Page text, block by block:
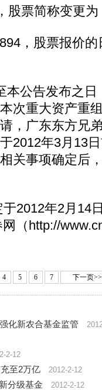
股票简称变更为
，股票报价的
公告发布之日
次重大资产重
，广东东方兄
2012年3月13
关事项确定后
年2月14
（http://
4 5 6 7 下一页>>
化新农合基金监管
2-12
至2万亿 2012-2-12
分级基金 2012-2-12